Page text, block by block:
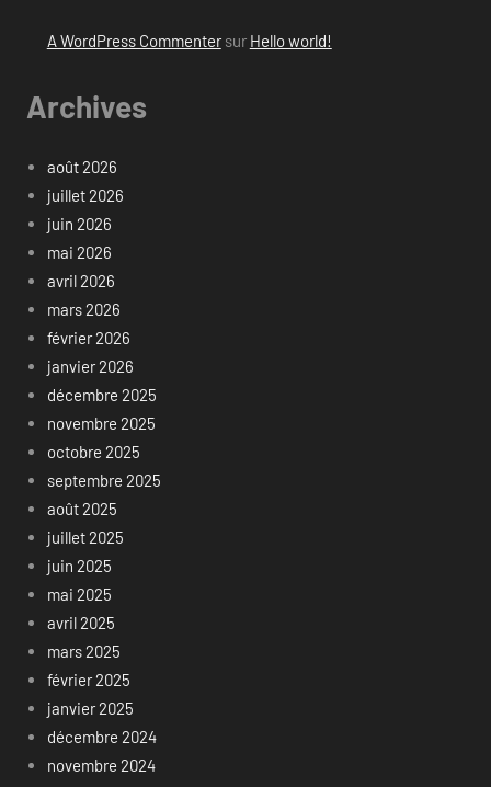
A WordPress Commentersur Hello world!
Archives
août 2026
juillet 2026
juin 2026
mai 2026
avril 2026
mars 2026
février 2026
janvier 2026
décembre 2025
novembre 2025
octobre 2025
septembre 2025
août 2025
juillet 2025
juin 2025
mai 2025
avril 2025
mars 2025
février 2025
janvier 2025
décembre 2024
novembre 2024